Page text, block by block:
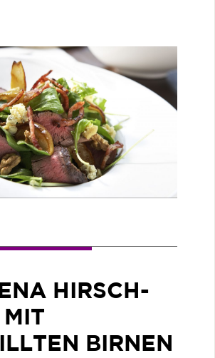
HIRSCH-
MIT
BIRNEN